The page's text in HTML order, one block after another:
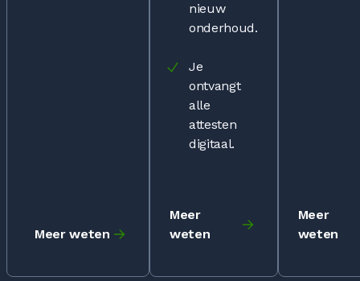
Meer weten
nieuw
onderhoud.
Je
ontvangt
alle
attesten
digitaal.
Meer
weten
Meer
weten